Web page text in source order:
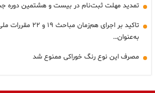
تمدید مهلت ثبت‌نام در بیست و هشتمین دوره
تاکید بر اجرای هم‌زمان
به‌عنوان…
مصرف این نوع رنگ خوراکی ممنوع شد